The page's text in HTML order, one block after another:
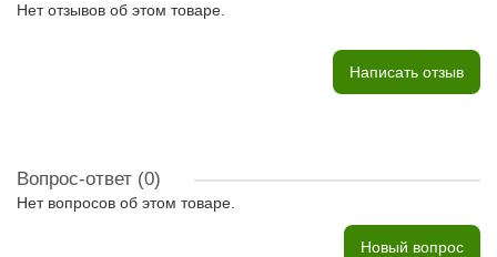
Нет отзывов об этом товаре.
Написать отзыв
Вопрос-ответ (0)
Нет вопросов об этом товаре.
Новый вопрос